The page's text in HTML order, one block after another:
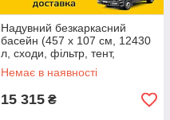
Надувний безкаркасний
басейн (457 х 107 см, 12430
л, сходи, фільтр, тент,
підстилка) Intex 26166 Синій
Немає в наявності
15 315 ₴